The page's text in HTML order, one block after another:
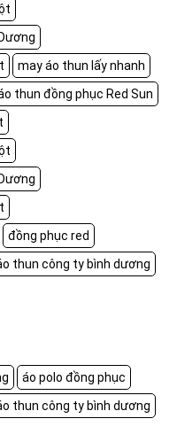
may áo thun lấy nhanh
thun đồng phục Red Sun
đồng phục red
thun công ty bình dương
áo polo đồng phục
thun công ty bình dương